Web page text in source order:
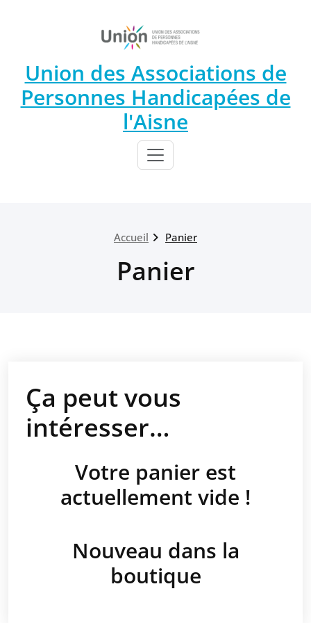
Union des Associations de
Personnes Handicapées de
l'Aisne
Accueil Panier
Panier
Ça peut vous
intéresser…
Votre panier est
actuellement vide !
Nouveau dans la
boutique